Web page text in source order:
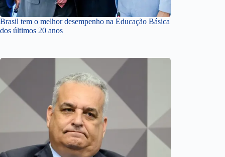
Brasil tem o melhor desempenho na Educação Básica
dos últimos 20 anos